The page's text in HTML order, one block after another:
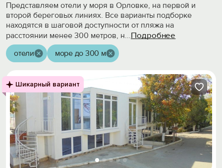
Представляем отели у моря в Орловке, на первой и
второй береговых линиях. Все варианты подборке
находятся в шаговой доступности от пляжа на
расстоянии менее 300 метров, н...Подробнее
отели море до 300 м
Шикарный вариант